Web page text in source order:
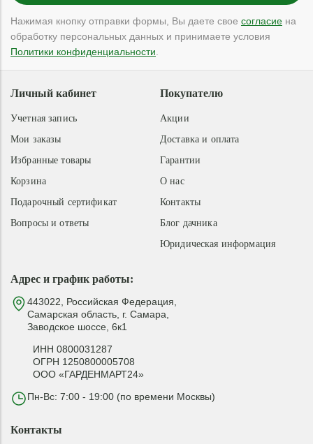
Нажимая кнопку отправки формы, Вы даете свое согласие на
обработку персональных данных и принимаете условия
Политики конфиденциальности
Адрес и график работы:
443022, Российская Федерация,
Самарская область, г. Самара,
Заводское шоссе, 6к1
ИНН 0800031287
ОГРН 1250800005708
ООО «ГАРДЕНМАРТ24»
Пн-Вс: 7:00 - 19:00 (по времени Москвы)
Покупателю
Акции
Доставка и оплата
Гарантии
О нас
Контакты
Блог дачника
Юридическая информация
Личный кабинет
Учетная запись
Мои заказы
Избранные товары
Корзина
Подарочный сертификат
Вопросы и ответы
Контакты